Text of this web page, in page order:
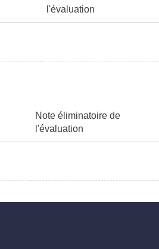
l'évaluation
Note éliminatoire de
l'évaluation